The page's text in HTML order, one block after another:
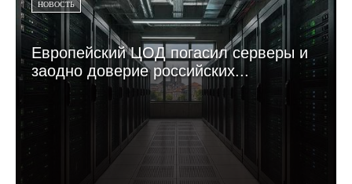
НОВОСТЬ
Европейский ЦОД погасил серверы и
заодно доверие российских...